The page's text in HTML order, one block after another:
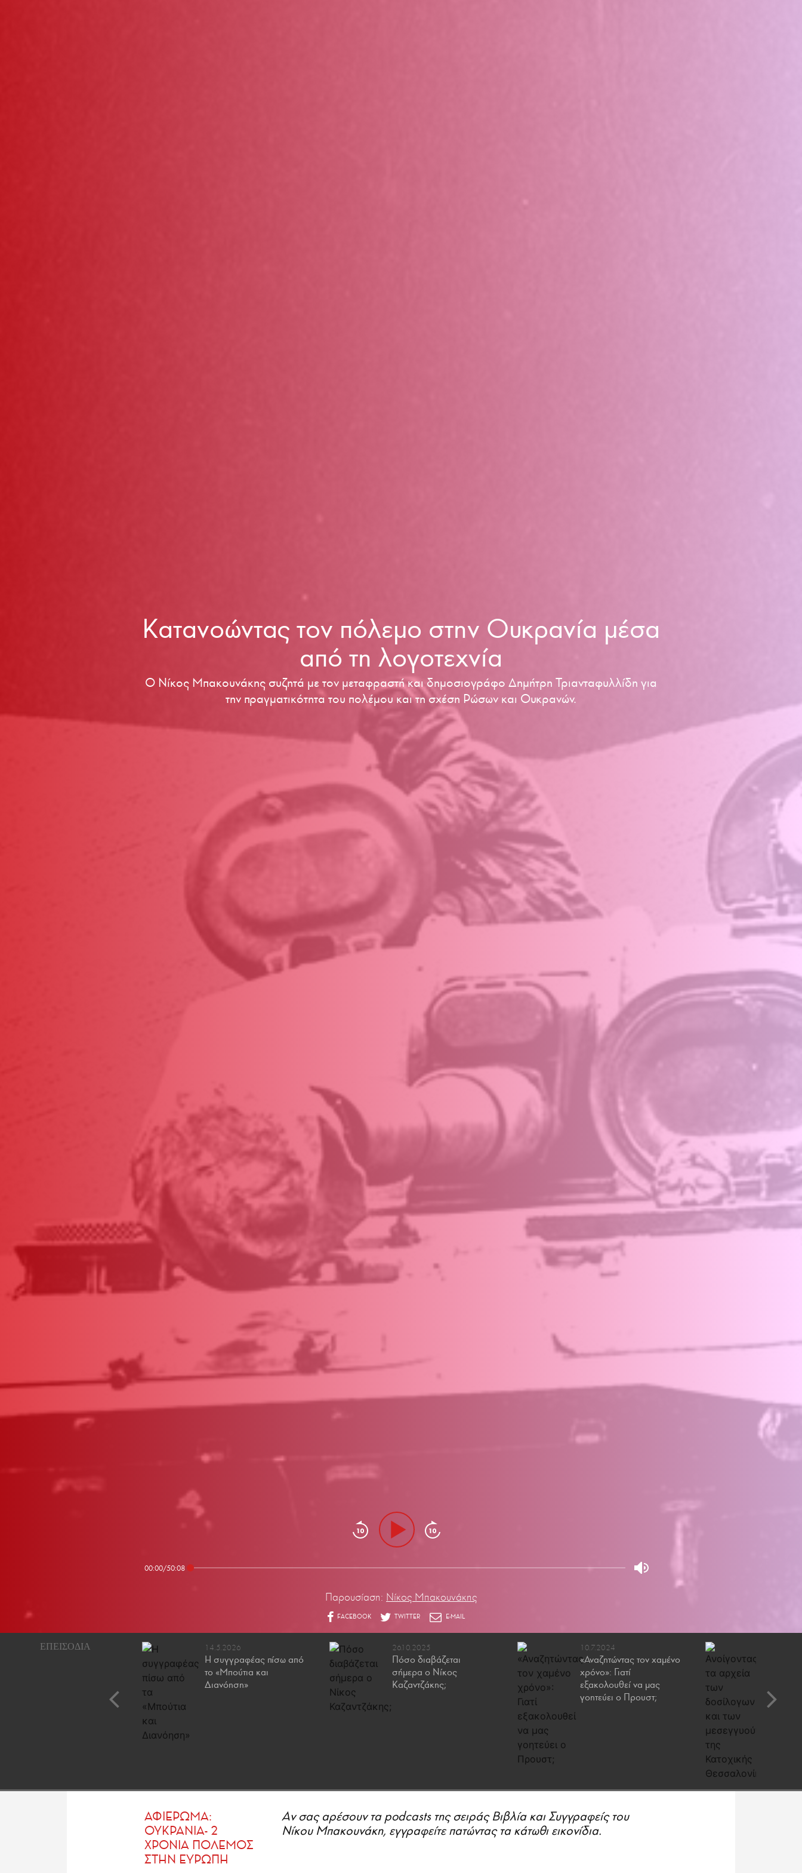
Κατανοώντας τoν πόλεμο στην Ουκρανία μέσα
από τη λογοτεχνία
Ο Νίκος Μπακουνάκης συζητά με τον μεταφραστή και δημοσιογράφο Δημήτρη Τριανταφυλλίδη για
την πραγματικότητα του πολέμου και τη σχέση Ρώσων και Ουκρανών.
00:00/50:08
Παρουσίαση: Νίκος Μπακουνάκης
25.7.2023 14.5.2026
Η συγγραφέας πίσω από
τo «Μπούτια και
Διανόηση»
26.10.2025
Πόσο διαβάζεται
σήμερα ο Νίκος
Καζαντζάκης;
10.7.2024
«Αναζητώντας τον χαμένο
χρόνο»: Γιατί
εξακολουθεί να μας
γοητεύει ο Προυστ;
ΑΦΙΕΡΩΜΑ:
ΟΥΚΡΑΝΙΑ- 2
ΧΡΟΝΙΑ ΠΟΛΕΜΟΣ
ΣΤΗΝ ΕΥΡΩΠΗ
Aν σας αρέσουν τα podcasts της σειράς Βιβλία και Συγγραφείς του
Νίκου Μπακουνάκη, εγγραφείτε πατώντας τα κάτωθι εικονίδια.